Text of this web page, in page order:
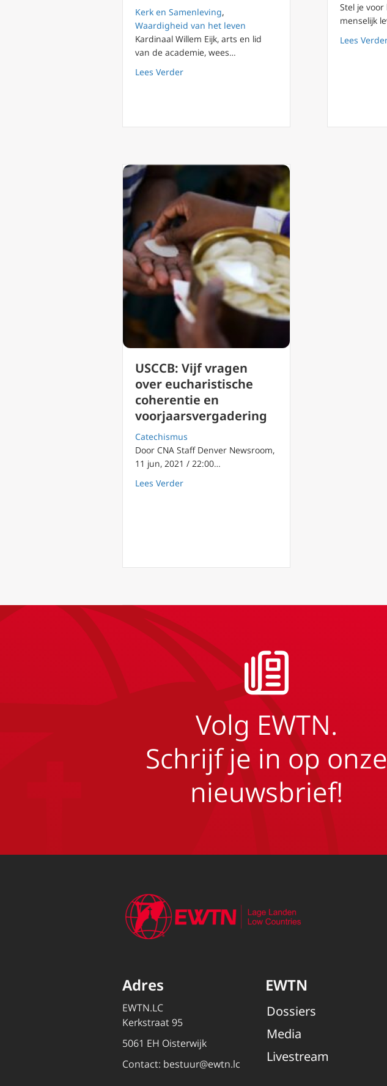
Kerk en Samenleving,
Waardigheid van het leven
Kardinaal Willem Eijk, arts en lid
van de academie, wees…
Lees Verderabout Kritiek op steun voor hulp bij zelfdoding
Stel je
menselijk
Lees
USCCB: Vijf vragen
over eucharistische
coherentie en
voorjaarsvergadering
Catechismus
Door CNA Staff Denver Newsroom,
11 jun, 2021 / 22:00…
Lees Verderabout USCCB: Vijf vragen over eucharistische
Volg EWTN.
Schrijf je in op onze
nieuwsbrief!
Adres
EWTN.LC
Kerkstraat 95
5061 EH Oisterwijk
Contact: bestuur@ewtn.lc
EWTN
Dossiers
Media
Livestream